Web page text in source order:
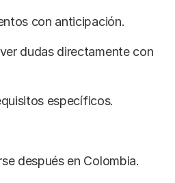
con anticipación.
dudas directamente con
específicos.
después en Colombia.